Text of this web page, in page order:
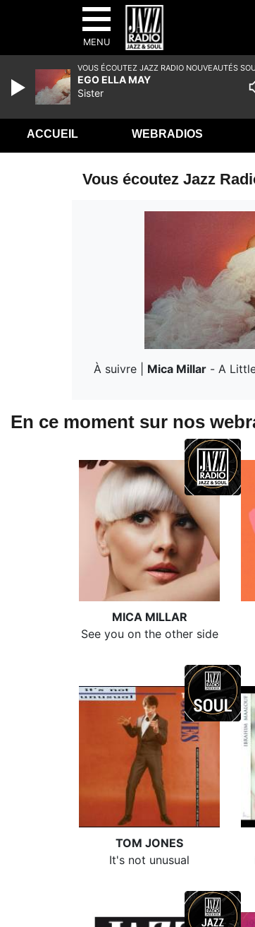
MENU
ACCUEIL WEBRADIOS
Vous écoutez Jazz
À suivre | Mica Millar - A
En ce moment sur nos
MICA MILLAR
See you on the other side
TOM JONES
It's not unusual
VOUS ÉCOUTEZ JAZZ RADIO NOUVEAUTÉS
EGO ELLA MAY
Sister